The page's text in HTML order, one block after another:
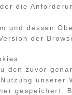
die
und dessen
der
den zuvor
unserer
gespeichert.